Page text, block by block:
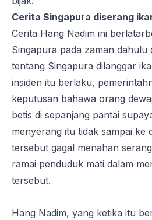
Cerita Singapura diserang
Cerita Hang Nadim ini
Singapura pada zaman
tentang Singapura dilanggar
insiden itu berlaku,
keputusan bahawa orang
betis di sepanjang pantai
menyerang itu tidak sampai ke
tersebut gagal menahan
ramai penduduk mati dalam
tersebut.
Hang Nadim, yang ketika itu